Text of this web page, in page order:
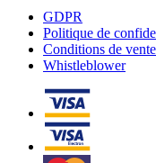
GDPR
Politique de
Conditions de
Whistleblower